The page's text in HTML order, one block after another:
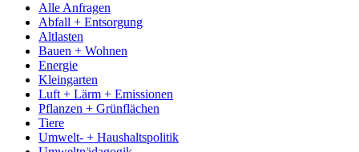
Alle Anfragen
Abfall + Entsorgung
Altlasten
Bauen + Wohnen
Energie
Kleingarten
Luft + Lärm + Emissionen
Pflanzen + Grünflächen
Tiere
Umwelt- + Haushaltspolitik